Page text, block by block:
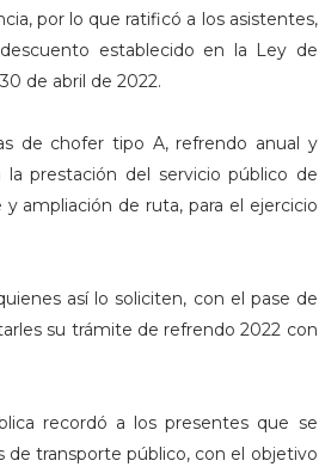
por lo que ratificó a los asistentes,
establecido en la Ley de
de abril de 2022.
de chofer tipo A, refrendo anual y
la prestación del servicio público de
ampliación de ruta, para el ejercicio
así lo soliciten, con el pase de
su trámite de refrendo 2022 con
recordó a los presentes que se
de transporte público, con el objetivo